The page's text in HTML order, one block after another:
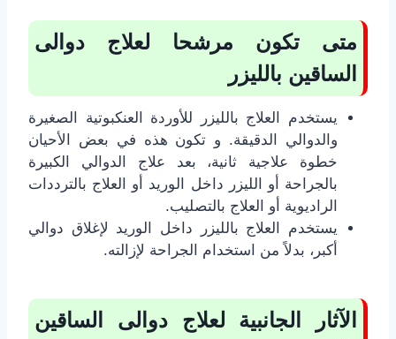
متى تكون مرشحا لعلاج دوالى
الساقين بالليزر
يستخدم العلاج بالليزر للأوردة العنكبوتية الصغيرة
والدوالي الدقيقة. و تكون هذه في بعض الأحيان
خطوة علاجية ثانية، بعد علاج الدوالي الكبيرة
بالجراحة أو الليزر داخل الوريد أو العلاج بالترددات
الراديوية أو العلاج بالتصليب.
يستخدم العلاج بالليزر داخل الوريد لإغلاق دوالي
أكبر، بدلاً من استخدام الجراحة لإزالته.
الآثار الجانبية لعلاج دوالى الساقين